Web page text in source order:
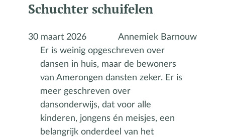
Schuchter schuifelen
30 maart 2026
Annemiek Barnouw
Er is weinig opgeschreven over
dansen in huis, maar de bewoners
van Amerongen dansten zeker. Er is
meer geschreven over
dansonderwijs, dat voor alle
kinderen, jongens én meisjes, een
belangrijk onderdeel van het